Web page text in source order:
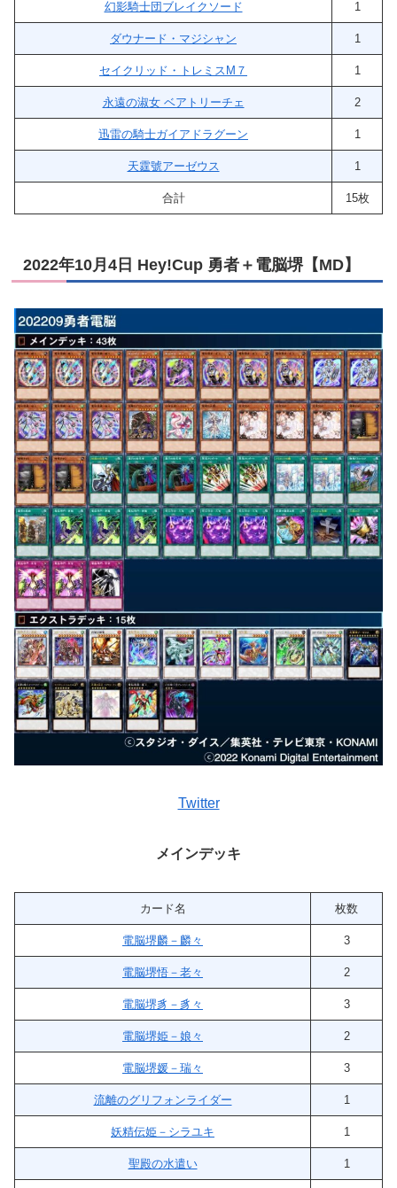
幻影騎士団ブレイクソード 1
ダウナード・マジシャン 1
セイクリッド・トレミスM７ 1
永遠の淑女 ベアトリーチェ 2
迅雷の騎士ガイアドラグーン 1
天霆號アーゼウス 1
合計 15枚
2022年10月4日 Hey!Cup 勇者＋電脳堺【MD】
Twitter
メインデッキ
カード名 枚数
電脳堺麟－麟々 3
電脳堺悟－老々 2
電脳堺豸－豸々 3
電脳堺姫－娘々 2
電脳堺媛－瑞々 3
流離のグリフォンライダー 1
妖精伝姫－シラユキ 1
聖殿の水遣い 1